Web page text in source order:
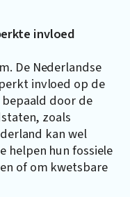
invloed
De Nederlandse
invloed op de
door de
zoals
kan wel
helpen hun fossiele
of om kwetsbare